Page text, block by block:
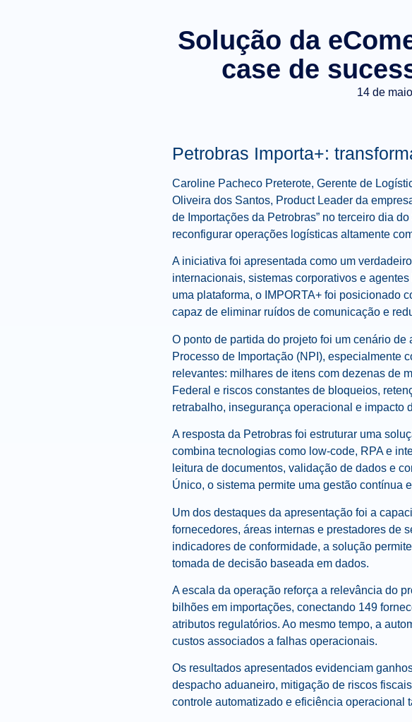
Solução da
case de
14 de
Petrobras Importa+:
Caroline Pacheco Preterote, Gerente de
Oliveira dos Santos, Product Leader da
de Importações da Petrobras” no terceiro dia
reconfigurar operações logísticas altamente
A iniciativa foi apresentada como um
internacionais, sistemas corporativos e
uma plataforma, o IMPORTA+ foi posicionado
capaz de eliminar ruídos de comunicação e
O ponto de partida do projeto foi um cenário
Processo de Importação (NPI), especialmente
relevantes: milhares de itens com dezenas de
Federal e riscos constantes de bloqueios,
retrabalho, insegurança operacional e impacto
A resposta da Petrobras foi estruturar uma
combina tecnologias como low-code, RPA e
leitura de documentos, validação de dados e
Único, o sistema permite uma gestão contínua
Um dos destaques da apresentação foi a
fornecedores, áreas internas e prestadores de
indicadores de conformidade, a solução
tomada de decisão baseada em dados.
A escala da operação reforça a relevância do
bilhões em importações, conectando 149
atributos regulatórios. Ao mesmo tempo, a
custos associados a falhas operacionais.
Os resultados apresentados evidenciam
despacho aduaneiro, mitigação de riscos
controle automatizado e eficiência operacional